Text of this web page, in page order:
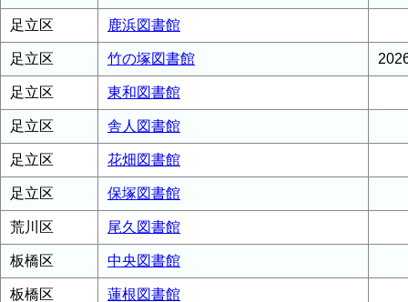
足立区 鹿浜図書館
足立区 竹の塚図書館
足立区 東和図書館
足立区 舎人図書館
足立区 花畑図書館
足立区 保塚図書館
荒川区 尾久図書館
板橋区 中央図書館
板橋区 蓮根図書館